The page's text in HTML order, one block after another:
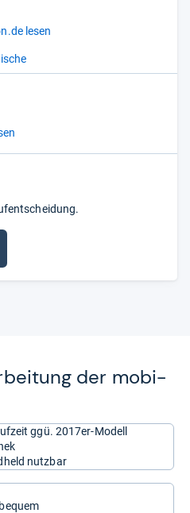
lesen
der mobi­
ggü. 2017er-Modell
nutzbar